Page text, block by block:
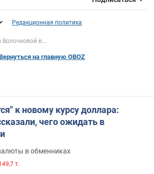
Редакционная политика
Волочковой в...
на главную OBOZ
к новому курсу доллара:
чего ожидать в
в обменниках
т.